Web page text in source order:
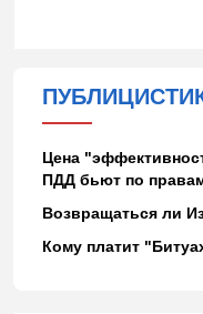
Цена
ПДД бьют по
Возвращаться ли
Кому платит